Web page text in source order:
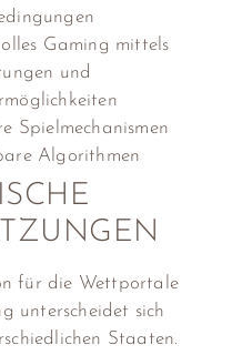
Gaming mittels
und
Spielmechanismen
Algorithmen
für die Wettportale
unterscheidet sich
Staaten.